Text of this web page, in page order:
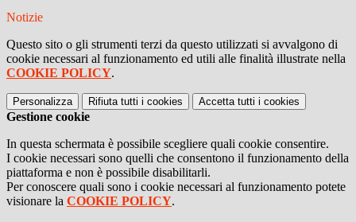
Notizie
Questo sito o gli strumenti terzi da questo utilizzati si avvalgono di
cookie necessari al funzionamento ed utili alle finalità illustrate nella
COOKIE POLICY.
Personalizza Rifiuta tutti i cookies Accetta tutti i cookies
Gestione cookie
In questa schermata è possibile scegliere quali cookie consentire.
I cookie necessari sono quelli che consentono il funzionamento della
piattaforma e non è possibile disabilitarli.
Per conoscere quali sono i cookie necessari al funzionamento potete
visionare la COOKIE POLICY.